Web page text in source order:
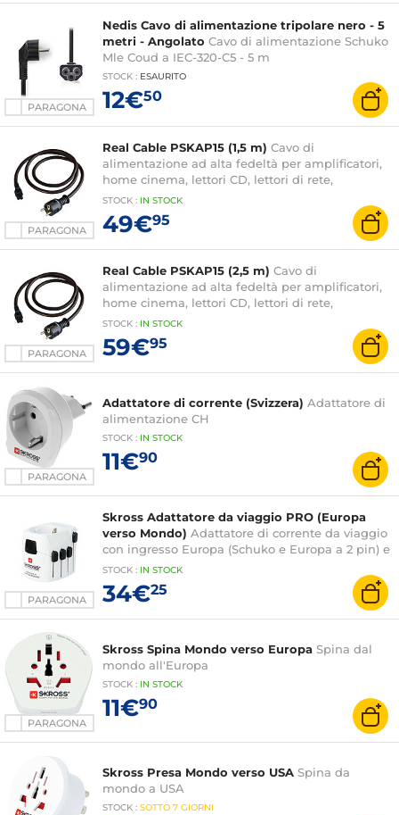
PARAGONA
Nedis Cavo di alimentazione tripolare nero - 5
metri - Angolato Cavo di alimentazione Schuko
Mle Coud a IEC-320-C5 - 5 m
STOCK : ESAURITO
12€50
PARAGONA
Real Cable PSKAP15 (1,5 m) Cavo di
alimentazione ad alta fedeltà per amplificatori,
home cinema, lettori CD, lettori di rete,
altoparlanti
STOCK : IN STOCK
49€95
PARAGONA
Real Cable PSKAP15 (2,5 m) Cavo di
alimentazione ad alta fedeltà per amplificatori,
home cinema, lettori CD, lettori di rete,
altoparlanti
STOCK : IN STOCK
59€95
PARAGONA
Adattatore di corrente (Svizzera) Adattatore di
alimentazione CH
STOCK : IN STOCK
11€90
PARAGONA
Skross Adattatore da viaggio PRO (Europa
verso Mondo) Adattatore di corrente da viaggio
con ingresso Europa (Schuko e Europa a 2 pin) e
uscita Australia/Cina, Regno Unito, USA, Svizzera,
Italia, Brasile
STOCK : IN STOCK
34€25
PARAGONA
Skross Spina Mondo verso Europa Spina dal
mondo all'Europa
STOCK : IN STOCK
11€90
Skross Presa Mondo verso USA Spina da
mondo a USA
STOCK : SOTTO 7 GIORNI